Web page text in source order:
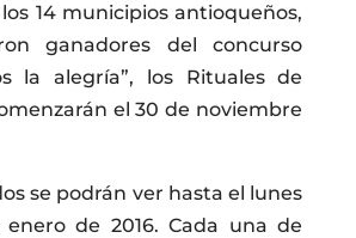
14 municipios antioqueños,
ganadores del concurso
la alegría”, los Rituales de
el 30 de noviembre
se podrán ver hasta el lunes
enero de 2016. Cada una de